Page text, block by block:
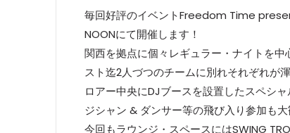
毎回好評のイベントFreedom Time
NOONにて開催します！
関西を拠点に個々レギュラー・ナイトを中
スト迄2人づつのチームに別れそれぞれが
ロアー中央にDJブースを設置したスペシ
ジシャン & ダンサー等の飛び入り参加も大
今回もラウンジ・スペースにはSWING